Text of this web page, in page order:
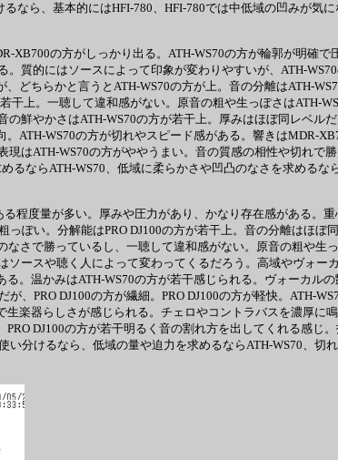
ら、基本的にはHFI-780、HFI-780では中低域の凹みが気
の方がしっかり出る。ATH-WS70の方が輪郭が明確
質的にはソースによって印象が変わりやすいが、ATH-
ちらかと言うとATH-WS70の方が上。音の分離はATH-
上。一聴して違和感がない。原音の粗や生っぽさはATH-
鮮やかさはATH-WS70の方が若干上。厚みはほぼ同レベル
ATH-WS70の方が切れやスピード感がある。響きはMDR-
はATH-WS70の方がややうまい。音の質感の相性や切れで
ならATH-WS70、低域に柔らかさや凹凸のなさを求めるな
程度量が多い。厚みや圧力があり、かなり存在感がある。
ぽい。分解能はPRO DJ100の方が若干上。音の分離はほ
さで勝っているし、一聴して違和感がない。原音の粗や生
ースや聴く人によって変わってくるだろう。高域やヴォー
。温かみはATH-WS70の方が若干感じられる。ヴォーカル
、PRO DJ100の方が繊細。PRO DJ100の方が軽快。ATH-
楽器らしさが感じられる。チェロやコントラバスを濃厚に
DJ100の方が若干明るく音の割れ方を出してくれる感じ
分けるなら、低域の量や迫力を求めるならATH-WS70、切れ